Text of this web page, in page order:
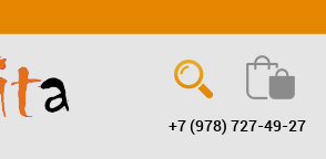
+7 (978) 727-49-27